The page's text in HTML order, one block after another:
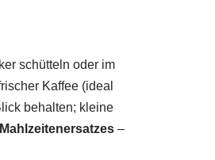
schütteln oder im
Kaffee (ideal
behalten; kleine
Mahlzeitenersatzes –